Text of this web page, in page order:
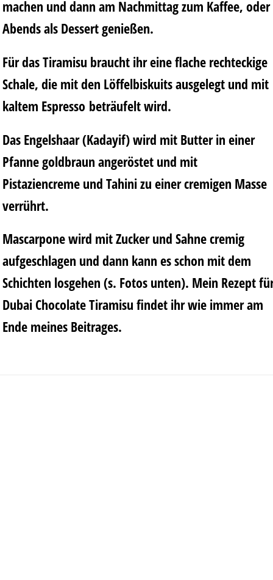
machen und dann am Nachmittag zum Kaffee, oder
Abends als Dessert genießen.
Für das Tiramisu braucht ihr eine flache rechteckige
Schale, die mit den Löffelbiskuits ausgelegt und mit
kaltem Espresso beträufelt wird.
Das Engelshaar (Kadayif) wird mit Butter in einer
Pfanne goldbraun angeröstet und mit
Pistaziencreme und Tahini zu einer cremigen Masse
verrührt.
Mascarpone wird mit Zucker und Sahne cremig
aufgeschlagen und dann kann es schon mit dem
Schichten losgehen (s. Fotos unten). Mein Rezept
Dubai Chocolate Tiramisu findet ihr wie immer am
Ende meines Beitrages.